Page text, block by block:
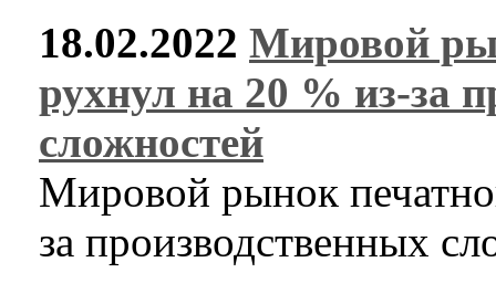
18.02.2022 Мировой
рухнул на 20 % из-за
сложностей
Мировой рынок
за производственных